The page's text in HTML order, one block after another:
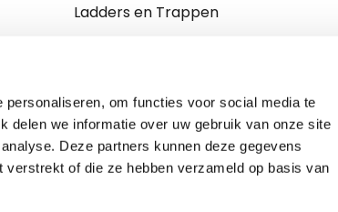
om functies voor social media te
delen we informatie over uw gebruik van onze site
Deze partners kunnen deze gegevens
of die ze hebben verzameld op basis van
Ladders en Trappen